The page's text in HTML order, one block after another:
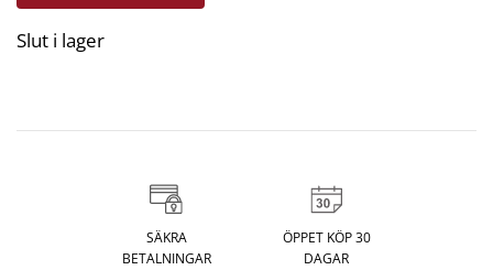
Slut i lager
SÄKRA
BETALNINGAR
ÖPPET KÖP 30
DAGAR